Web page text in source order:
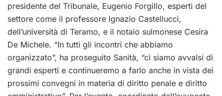
presidente del Tribunale, Eugenio Forgillo, esperti del
settore come il professore Ignazio Castellucci,
dell’università di Teramo, e il notaio sulmonese Cesira
De Michele. “In tutti gli incontri che abbiamo
organizzato”, ha proseguito Sanità, “ci siamo avvalsi di
grandi esperti e continueremo a farlo anche in vista dei
prossimi convegni in materia di diritto penale e diritto